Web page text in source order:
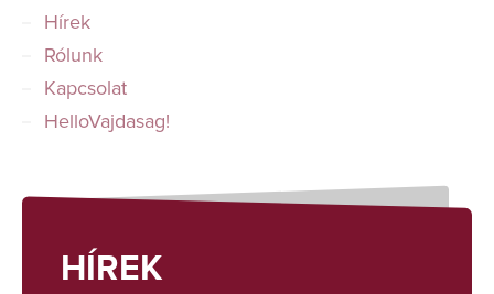
Hírek
Rólunk
Kapcsolat
HelloVajdasag!
HÍREK